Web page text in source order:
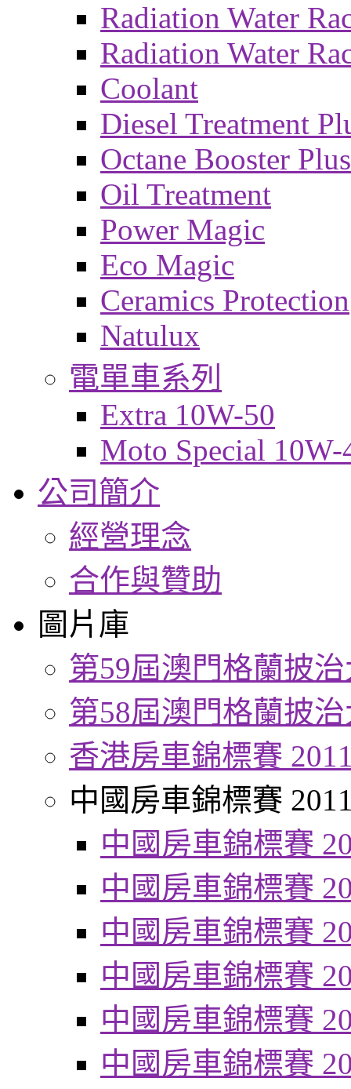
Radiation Water
Radiation Water
Coolant
Diesel Treatment
Octane Booster Plus
Oil Treatment
Power Magic
Eco Magic
Ceramics Protection
Natulux
電單車系列
Extra 10W-50
Moto Special 10W-
公司簡介
經營理念
合作與贊助
圖片庫
第59屆澳門格蘭披
第58屆澳門格蘭披
香港房車錦標賽
中國房車錦標賽
中國房車錦標賽
中國房車錦標賽
中國房車錦標賽
中國房車錦標賽
中國房車錦標賽
中國房車錦標賽